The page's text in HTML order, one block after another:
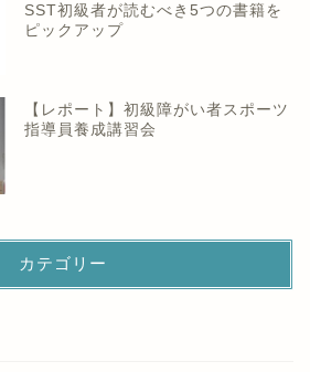
SST初級者が読むべき5つの書籍を
ピックアップ
【レポート】初級障がい者スポーツ
指導員養成講習会
カテゴリー